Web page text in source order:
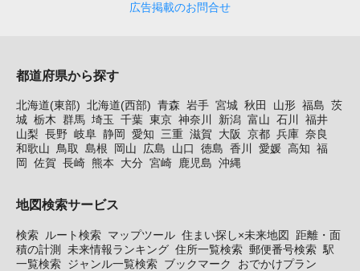
広告掲載のお問合せ
都道府県から探す
北海道(東部) 北海道(西部) 青森 岩手 宮城 秋田 山形 福島 茨
城 栃木 群馬 埼玉 千葉 東京 神奈川 新潟 富山 石川
福井
山梨 長野 岐阜 静岡 愛知 三重 滋賀 大阪 京都 兵庫 奈良
和歌山
鳥取 島根 岡山 広島 山口 徳島 香川 愛媛 高知 福
岡
佐賀 長崎 熊本 大分 宮崎 鹿児島 沖縄
地図検索サービス
検索 ルート検索 マップツール 住まい探し×未来地図
距離・面
積の計測
未来情報ランキング 住所一覧検索 郵便番号検索 駅
一覧検索 ジャンル一覧検索 ブックマーク おでかけプラン